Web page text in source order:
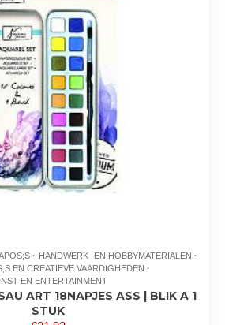
HANDWERK- EN HOBBYMATERIALEN
EN CREATIEVE VAARDIGHEDEN
EN ENTERTAINMENT
ART 18NAPJES ASS | BLIK A 1
STUK